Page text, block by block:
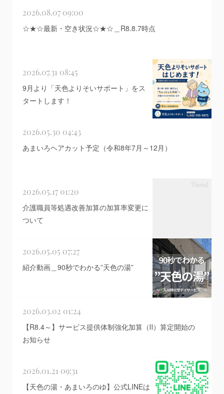
2026.08.07 09:00
☆★☆最新・空き状況☆★☆＿R8.8.7時点
2026.07.31 08:45
9月より「天色よりそいサポート」をス
タートします！
2026.05.30 04:43
あまいろヘアカット予定（令和8年7月～12月）
2026.05.17 01:20
介護職員等処遇改善加算の加算率変更に
ついて
2026.05.05 07:27
紹介動画＿90秒でわかる”天色の湯”
2026.03.02 01:24
【R8.4～】サービス提供体制強化加算（Ⅱ）算定開始の
お知らせ
2026.01.21 09:31
【天色の湯・あまいろのゆ】公式LINEは